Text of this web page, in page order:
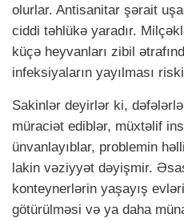
olurlar. Antisanitar şərait
ciddi təhlükə yaradır.
küçə heyvanları zibil
infeksiyaların yayılması
Sakinlər deyirlər ki,
müraciət ediblər, müxtəlif
ünvanlayıblar, problemin
lakin vəziyyət dəyişmir.
konteynerlərin yaşayış
götürülməsi və ya daha